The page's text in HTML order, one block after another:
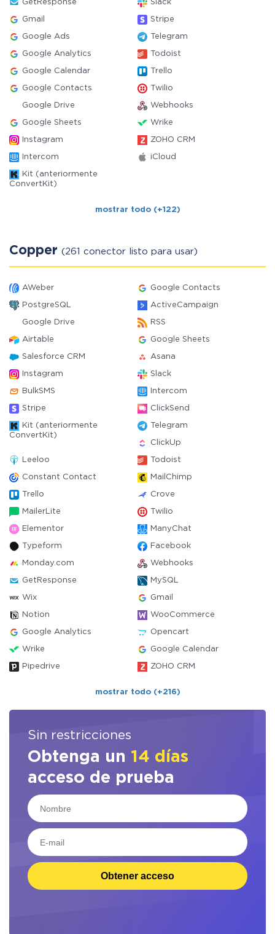
GetResponse Slack
Gmail Stripe
Google Ads Telegram
Google Analytics Todoist
Google Calendar Trello
Google Contacts Twilio
Google Drive Webhooks
Google Sheets Wrike
Instagram ZOHO CRM
Intercom iCloud
Kit (anteriormente
ConvertKit)
mostrar todo (+122)
Copper (261 conector listo para usar)
AWeber Google Contacts
PostgreSQL ActiveCampaign
Google Drive RSS
Airtable Google Sheets
Salesforce CRM Asana
Instagram Slack
BulkSMS Intercom
Stripe ClickSend
Kit (anteriormente
ConvertKit)
Telegram
ClickUp
Leeloo Todoist
Constant Contact MailChimp
Trello Crove
MailerLite Twilio
Elementor ManyChat
Typeform Facebook
Monday.com Webhooks
GetResponse MySQL
Wix Gmail
Notion WooCommerce
Google Analytics Opencart
Wrike Google Calendar
Pipedrive ZOHO CRM
mostrar todo (+216)
Sin restricciones
Obtenga un 14 días
acceso de prueba
Obtener acceso